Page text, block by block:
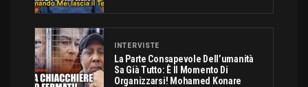
INTERVISTE
La Parte Consapevole Dell’umanità
Sa Già Tutto: È Il Momento Di
Organizzarsi! Mohamed Konare